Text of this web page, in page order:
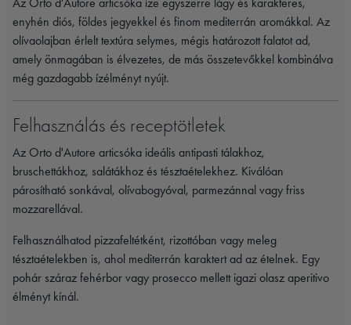
enyhén diós, földes jegyekkel és finom mediterrán aromákkal. Az
olívaolajban érlelt textúra selymes, mégis határozott falatot ad,
amely önmagában is élvezetes, de más összetevőkkel kombinálva
még gazdagabb ízélményt nyújt.
Felhasználás és receptötletek
Az Orto d'Autore articsóka ideális antipasti tálakhoz,
bruschettákhoz, salátákhoz és tésztaételekhez. Kiválóan
párosítható sonkával, olívabogyóval, parmezánnal vagy friss
mozzarellával.
Felhasználhatod pizzafeltétként, rizottóban vagy meleg
tésztaételekben is, ahol mediterrán karaktert ad az ételnek. Egy
pohár száraz fehérbor vagy prosecco mellett igazi olasz aperitivo
élményt kínál.